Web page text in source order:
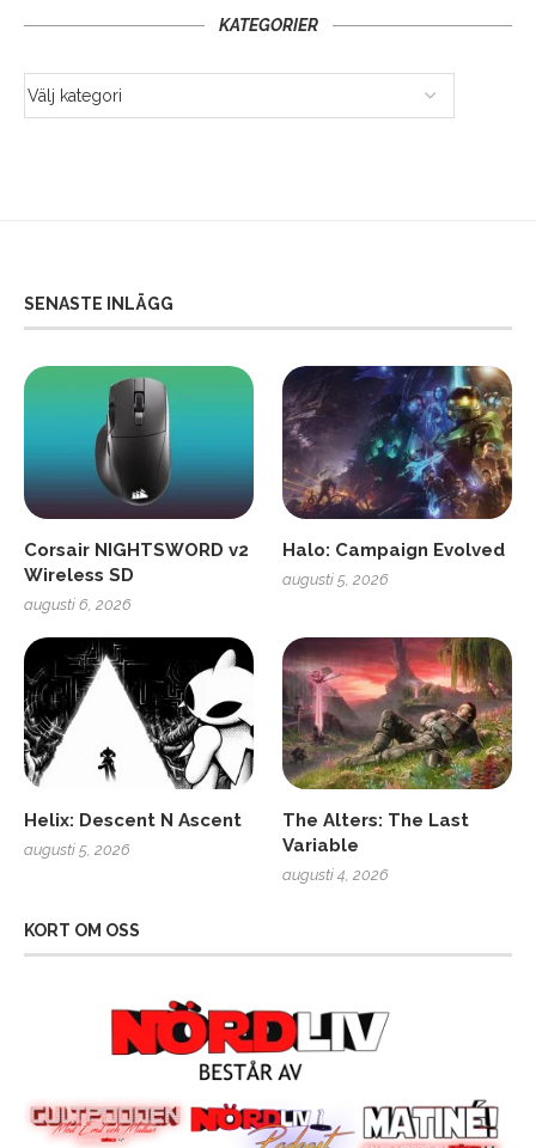
KATEGORIER
SENASTE INLÄGG
Corsair NIGHTSWORD v2
Wireless SD
augusti 6, 2026
Halo: Campaign Evolved
augusti 5, 2026
Helix: Descent N Ascent
augusti 5, 2026
The Alters: The Last
Variable
augusti 4, 2026
KORT OM OSS